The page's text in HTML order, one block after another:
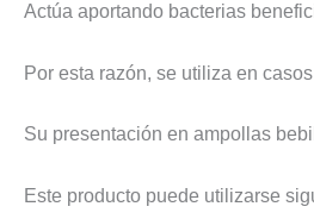
Actúa aportando bacterias
Por esta razón, se utiliza en
Su presentación en ampollas
Este producto puede utilizarse